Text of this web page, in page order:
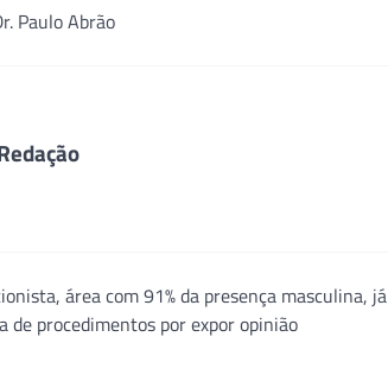
Paulo Abrão
área com 91% da presença masculina, já
de procedimentos por expor opinião